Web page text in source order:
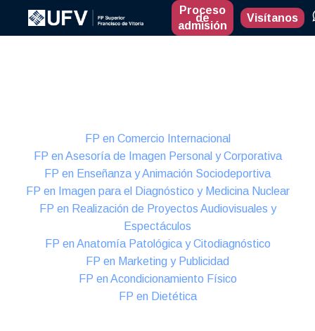
Proceso
de
admisión
Visítanos
FP en Comercio Internacional
FP en Asesoría de Imagen Personal y Corporativa
FP en Enseñanza y Animación Sociodeportiva
FP en Imagen para el Diagnóstico y Medicina Nuclear
FP en Realización de Proyectos Audiovisuales y
Espectáculos
FP en Anatomía Patológica y Citodiagnóstico
FP en Marketing y Publicidad
FP en Acondicionamiento Físico
FP en Dietética